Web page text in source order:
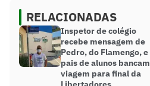
RELACIONADAS
Inspetor de colégio
recebe mensagem de
Pedro, do Flamengo, e
pais de alunos bancam
viagem para final da